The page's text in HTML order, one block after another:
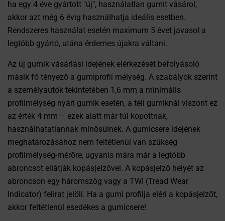
ha egy 4 éve gyártott "új", használatlan gumit vásárol,
akkor azt még 6 évig használhatja ideális esetben.
Rendszeres használat esetén maximum 5 évet javasol a
legtöbb gyártó, utána érdemes újakra váltani.
Az új gumik vásárlási idejének elérkezését befolyásoló
másik fő tényező a gumiprofil mélység. A szabályok szerint
a személyautók tekintetében 1,6 mm a minimális
profilmélység nyári gumik esetén, a téli gumiknál viszont ez
az érték 4 mm – ezek alatt már túl kopottnak,
használhatatlannak minősülnek. A gumicsere idejének
meghatározásához nem feltétlenül van szükség
profilmélység-mérőre, ugyanis mára már a legtöbb
abroncsot ellátják kopásjelzővel. A kopásjelző helyét az
abroncson egy háromszög vagy a TWI (Tread Wear
Indicator) felirat jelöli. Ha a gumi profilja eléri a kopásjelzőt,
akkor feltétlenül esedékes a gumicsere!